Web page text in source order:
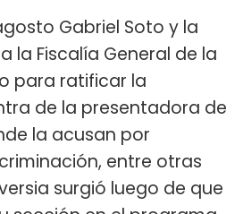
Gabriel Soto y la
la Fiscalía General de la
para ratificar la
de la presentadora de
la acusan por
entre otras
surgió luego de que